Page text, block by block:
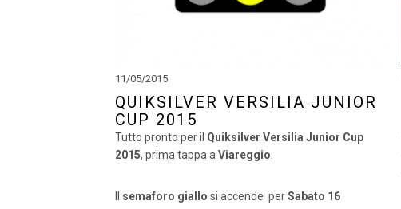
11/05/2015
QUIKSILVER VERSILIA JUNIOR
CUP 2015
Tutto pronto per il Quiksilver Versilia Junior Cup
2015, prima tappa a Viareggio
semaforo giallo si accende perSabato 16